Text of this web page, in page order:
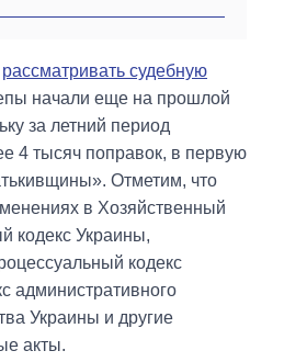
рассматривать судебную
начали еще на прошлой
за летний период
4 тысяч поправок, в первую
Отметим, что
в Хозяйственный
кодекс Украины,
кодекс
административного
Украины и другие
акты.